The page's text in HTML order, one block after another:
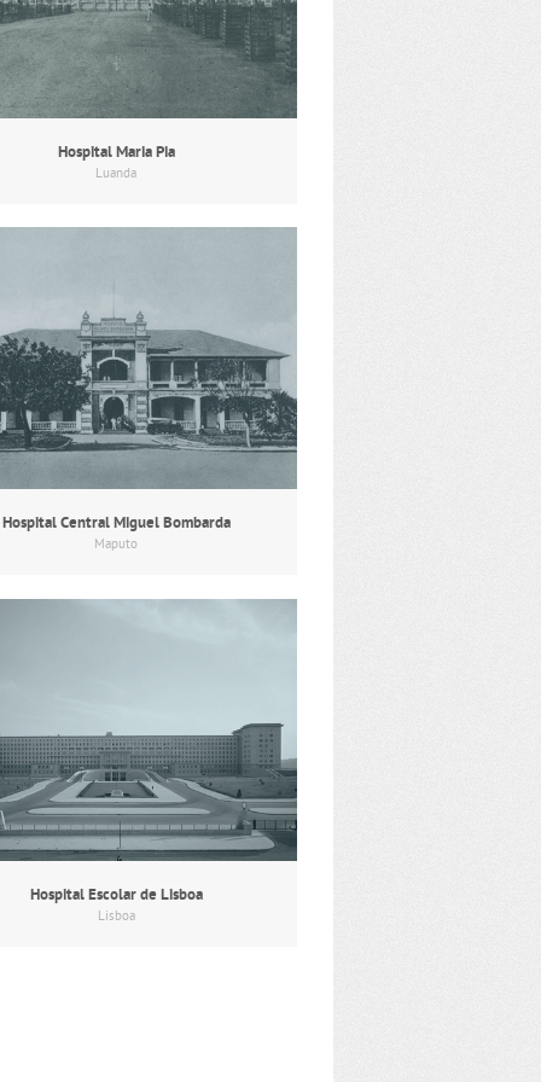
Hospital Maria Pia
Luanda
Hospital Central Miguel Bombarda
Maputo
Hospital Escolar de Lisboa
Lisboa